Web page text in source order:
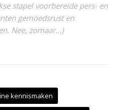
stapel voorbereide pers- en
gemoedsrust en
Nee, zomaar…)
kennismaken